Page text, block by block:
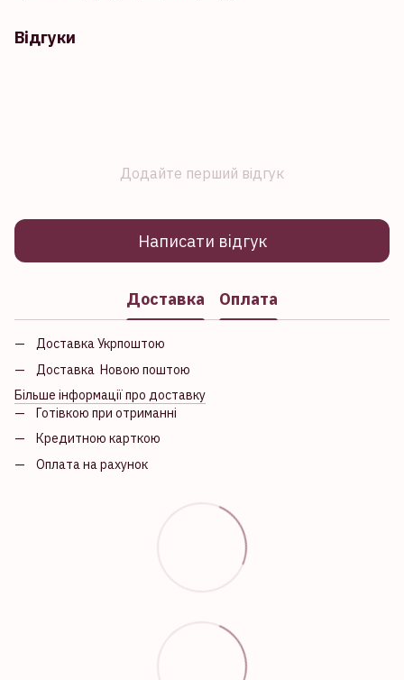
Відгуки
Додайте перший відгук
Написати відгук
Доставка Оплата
Доставка Укрпоштою
Доставка Новою поштою
Більше інформації про доставку
Готівкою при отриманні
Кредитною карткою
Оплата на рахунок